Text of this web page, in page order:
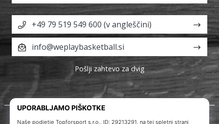
O nas
+49 79 519 549 600 (v angleščini)
info@weplaybasketball.si
Pošlji zahtevo za dvig